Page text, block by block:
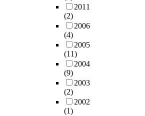
2011
(2)
2006
(4)
2005
(11)
2004
(9)
2003
(2)
2002
(1)